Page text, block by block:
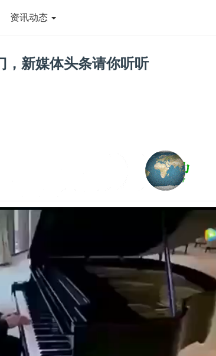
资讯动态
，新媒体头条请你听听